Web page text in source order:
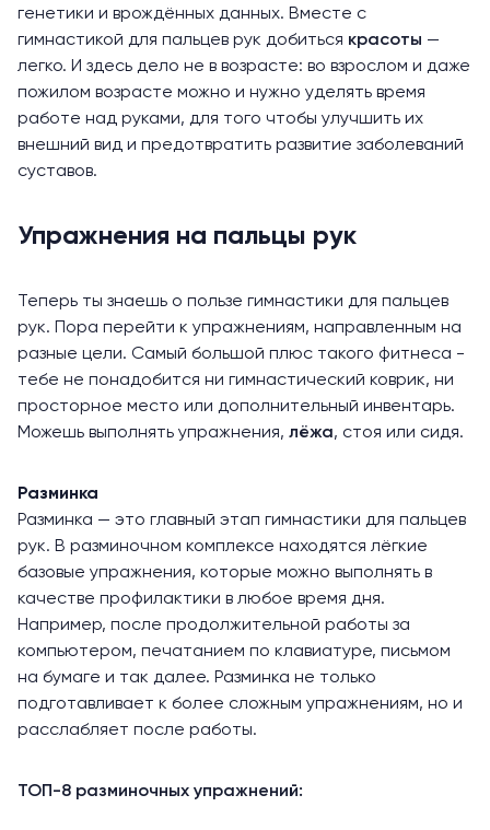
генетики и врождённых данных. Вместе с
гимнастикой для пальцев рук добиться красоты —
легко. И здесь дело не в возрасте: во взрослом и даже
пожилом возрасте можно и нужно уделять время
работе над руками, для того чтобы улучшить их
внешний вид и предотвратить развитие заболеваний
суставов.
Упражнения на пальцы рук
Теперь ты знаешь о пользе гимнастики для пальцев
рук. Пора перейти к упражнениям, направленным на
разные цели. Самый большой плюс такого фитнеса -
тебе не понадобится ни гимнастический коврик, ни
просторное место или дополнительный инвентарь.
Можешь выполнять упражнения, лёжа, стоя или сидя.
Разминка
Разминка — это главный этап гимнастики для пальцев
рук. В разминочном комплексе находятся лёгкие
базовые упражнения, которые можно выполнять в
качестве профилактики в любое время дня.
Например, после продолжительной работы за
компьютером, печатанием по клавиатуре, письмом
на бумаге и так далее. Разминка не только
подготавливает к более сложным упражнениям, но и
расслабляет после работы.
ТОП-8 разминочных упражнений: